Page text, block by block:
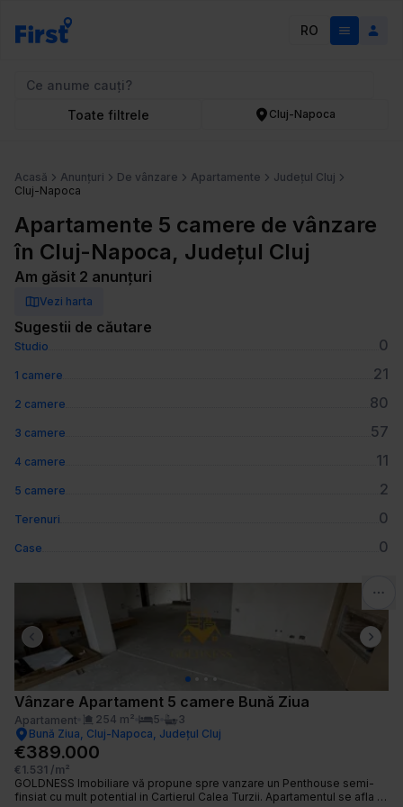
RO
Toate filtrele Cluj-Napoca
Acasă Anunțuri De vânzare Apartamente
Județul Cluj
Cluj-Napoca
Apartamente 5 camere de vânzare
în Cluj-Napoca, Județul Cluj
Am găsit 2 anunțuri
Vezi harta
Sugestii de căutare
Studio 0
1 camere 21
2 camere 80
3 camere 57
4 camere 11
5 camere 2
Terenuri 0
Case 0
Previous slide Next
Vânzare Apartament 5 camere Bună Ziua
Apartament 254 m² 5
3
Bună Ziua, Cluj-Napoca, Județul Cluj
€389.000
€1.531 /m²
GOLDNESS Imobiliare vă propune spre vanzare un Penthouse semi-
finsiat cu mult potential in Cartierul Calea Turzii. Apartamentul se afla la